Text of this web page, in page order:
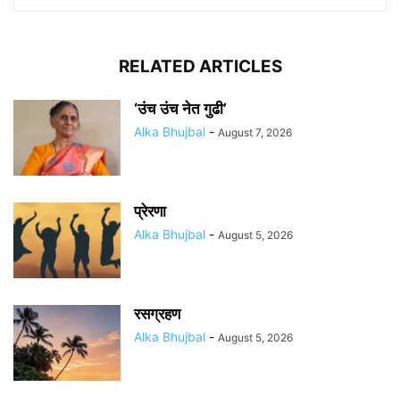
RELATED ARTICLES
‘उंच उंच नेत गुढी’
Alka Bhujbal - August 7, 2026
प्रेरणा
Alka Bhujbal - August 5, 2026
रसग्रहण
Alka Bhujbal - August 5, 2026